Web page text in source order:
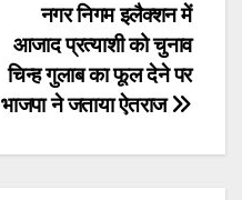
नगर निगम इलैक्शन में
आजाद प्रत्याशी को चुनाव
चिन्ह गुलाब का फूल देने पर
भाजपा ने जताया ऐतराज